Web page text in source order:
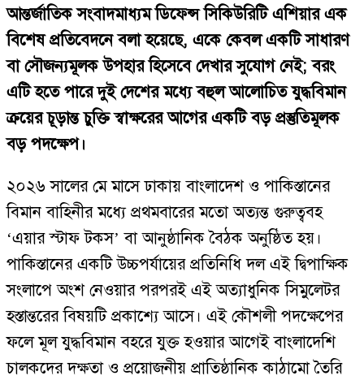
আন্তর্জাতিক সংবাদমাধ্যম ডিফেন্স সিকিউরিটি এশিয়ার এক
বিশেষ প্রতিবেদনে বলা হয়েছে, একে কেবল একটি সাধারণ
বা সৌজন্যমূলক উপহার হিসেবে দেখার সুযোগ নেই; বরং
এটি হতে পারে দুই দেশের মধ্যে বহুল আলোচিত যুদ্ধবিমান
ক্রয়ের চূড়ান্ত চুক্তি স্বাক্ষরের আগের একটি বড় প্রস্তুতিমূলক
বড় পদক্ষেপ।
২০২৬ সালের মে মাসে ঢাকায় বাংলাদেশ ও পাকিস্তানের
বিমান বাহিনীর মধ্যে প্রথমবারের মতো অত্যন্ত গুরুত্ববহ
‘এয়ার স্টাফ টকস’ বা আনুষ্ঠানিক বৈঠক অনুষ্ঠিত হয়।
পাকিস্তানের একটি উচ্চপর্যায়ের প্রতিনিধি দল এই দ্বিপাক্ষিক
সংলাপে অংশ নেওয়ার পরপরই এই অত্যাধুনিক সিমুলেটর
হস্তান্তরের বিষয়টি প্রকাশ্যে আসে। এই কৌশলী পদক্ষেপের
ফলে মূল যুদ্ধবিমান বহরে যুক্ত হওয়ার আগেই বাংলাদেশি
চালকদের দক্ষতা ও প্রয়োজনীয় প্রাতিষ্ঠানিক কাঠামো তৈরি